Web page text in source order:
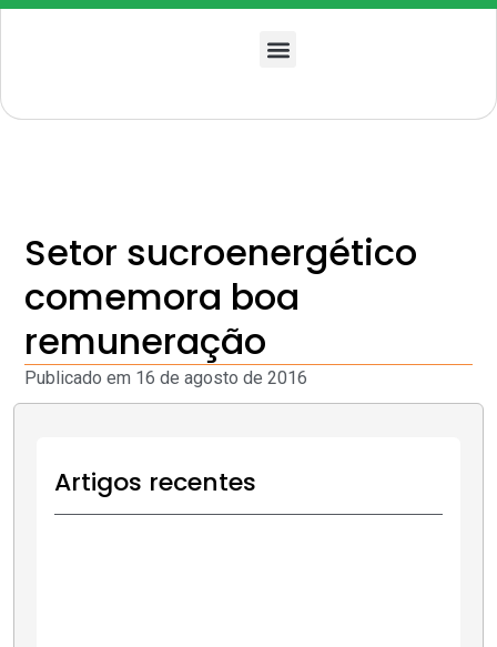
Setor sucroenergético
comemora boa
remuneração
Publicado em 16 de agosto de 2016
Artigos recentes